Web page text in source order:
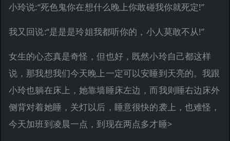
小玲说:“死色鬼你在想什么晚上你敢碰我你就死定!”
我又回说:“是是是玲姐我都听你的，小人莫敢不从!”
女生的心态真是奇怪，但也好，既然小玲自己都这样
说，那我想我们今天晚上一定可以安睡到天亮的。我跟
小玲也躺在床上，她靠墙睡床左边，而我则睡右边床外
侧背对着她睡，关灯以后，睡意很快的袭上，也难怪，
今天加班到凌晨一点，到现在两点多才睡>